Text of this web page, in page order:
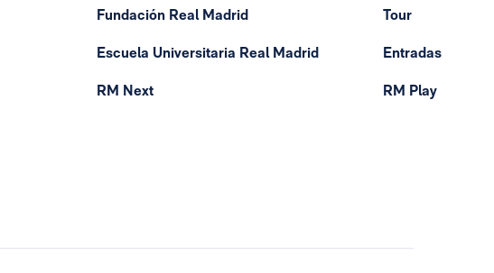
Fundación Real Madrid
Escuela Universitaria Real Madrid
RM Next
Tour
Entradas
RM Play